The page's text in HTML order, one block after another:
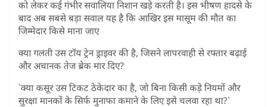
को लेकर कई गंभीर सवालिया निशान खड़े करती है। इस भीषण हादसे के
बाद अब सबसे बड़ा सवाल यह है कि आखिर इस मासूम की मौत का
जिम्मेदार किसे माना जाए
क्या गलती उस टॉय ट्रेन ड्राइवर की है, जिसने लापरवाही से रफ्तार बढ़ाई
और अचानक तेज ब्रेक मार दिए?
`क्या कसूर उस टिकट ठेकेदार का है, जो बिना किसी कड़े नियमों और
सुरक्षा मानकों के सिर्फ मुनाफा कमाने के लिए इसे चलवा रहा था?`